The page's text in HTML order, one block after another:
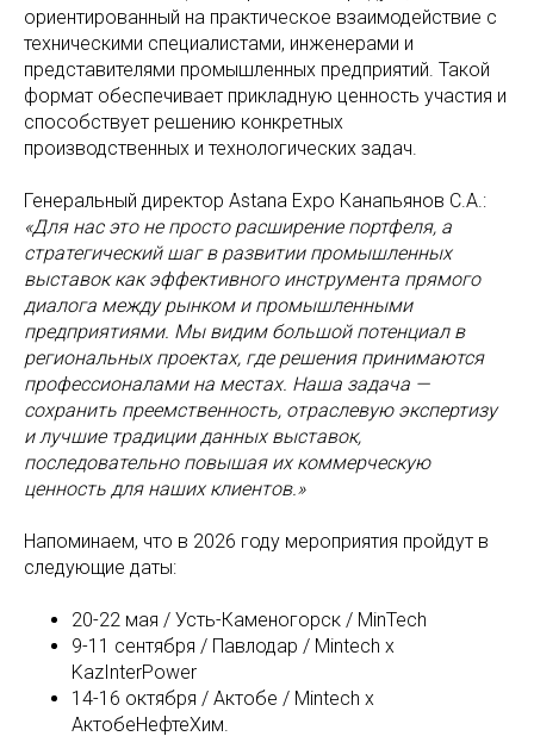
ориентированный на практическое взаимодействие с
техническими специалистами, инженерами и
представителями промышленных предприятий. Такой
формат обеспечивает прикладную ценность участия и
способствует решению конкретных
производственных и технологических задач.
Генеральный директор Astana Expo Канапьянов C.А.:
«Для нас это не просто расширение портфеля, а
стратегический шаг в развитии промышленных
выставок как эффективного инструмента прямого
диалога между рынком и промышленными
предприятиями. Мы видим большой потенциал в
региональных проектах, где решения принимаются
профессионалами на местах. Наша задача —
сохранить преемственность, отраслевую экспертизу
и лучшие традиции данных выставок,
последовательно повышая их коммерческую
ценность для наших клиентов.»
Напоминаем, что в 2026 году мероприятия пройдут в
следующие даты:
20-22 мая / Усть-Каменогорск / MinTech
9-11 сентября / Павлодар / Mintech x
KazInterPower
14-16 октября / Актобе / Mintech x
АктобеНефтеХим.